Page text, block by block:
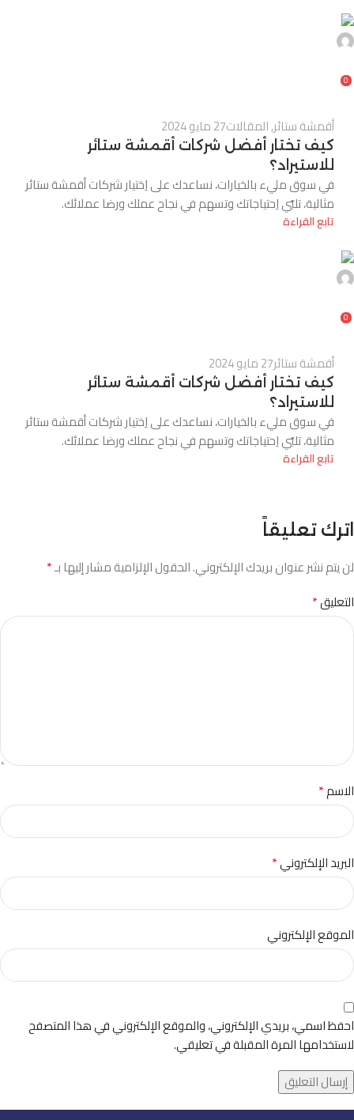
0
أقمشة ستائر,المقالات27 مايو 2024
كيف تختار أفضل شركات أقمشة ستائر
للاستيراد؟
في سوق مليء بالخيارات، نساعدك على اِختيار شركات أقمشة ستائر
مثالية، تلبّي اِحتياجاتك وتسهم في نجاح عملك ورضا عملائك.
تابع القراءة
0
أقمشة ستائر27 مايو 2024
كيف تختار أفضل شركات أقمشة ستائر
للاستيراد؟
في سوق مليء بالخيارات، نساعدك على اِختيار شركات أقمشة ستائر
مثالية، تلبّي اِحتياجاتك وتسهم في نجاح عملك ورضا عملائك.
تابع القراءة
اترك تعليقاً
لن يتم نشر عنوان بريدك الإلكتروني.الحقول الإلزامية مشار إليها بـ*
التعليق*
الاسم*
البريد الإلكتروني*
الموقع الإلكتروني
احفظ اسمي، بريدي الإلكتروني، والموقع الإلكتروني في هذا المتصفح
لاستخدامها المرة المقبلة في تعليقي.